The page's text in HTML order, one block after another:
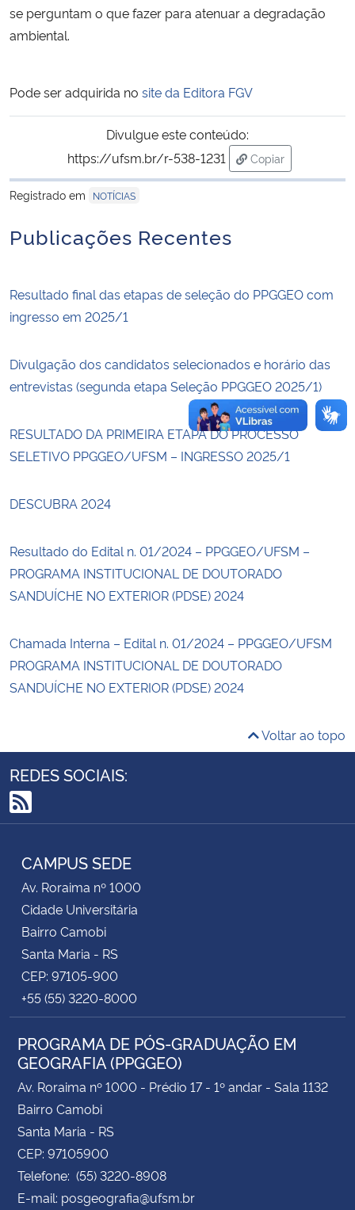
Ministério do Turismo
Controladoria-Geral da União
Ministério da Mulher, da Família e dos Direitos Humanos
Secretaria-Geral
Planalto
se perguntam o que fazer para atenuar a degradação
ambiental.
Pode ser adquirida no site da Editora FGV
Divulgue este conteúdo:
https://ufsm.br/r-538-1231
Copiar
para área de
Registrado em
NOTÍCIAS
Publicações Recentes
Resultado final das etapas de seleção do PPGGEO com
ingresso em 2025/1
Divulgação dos candidatos selecionados e horário das
entrevistas (segunda etapa Seleção PPGGEO 2025/1)
RESULTADO DA PRIMEIRA ETAPA DO PROCESSO
SELETIVO PPGGEO/UFSM – INGRESSO 2025/1
DESCUBRA 2024
Resultado do Edital n. 01/2024 – PPGGEO/UFSM –
PROGRAMA INSTITUCIONAL DE DOUTORADO
SANDUÍCHE NO EXTERIOR (PDSE) 2024
Chamada Interna – Edital n. 01/2024 – PPGGEO/UFSM
PROGRAMA INSTITUCIONAL DE DOUTORADO
SANDUÍCHE NO EXTERIOR (PDSE) 2024
Voltar ao topo
REDES SOCIAIS:
RSS
CAMPUS SEDE
Av. Roraima nº 1000
Cidade Universitária
Bairro Camobi
Santa Maria - RS
CEP: 97105-900
+55 (55) 3220-8000
PROGRAMA DE PÓS-GRADUAÇÃO EM
GEOGRAFIA (PPGGEO)
Av. Roraima nº 1000 - Prédio 17 - 1º andar - Sala 1132
Bairro Camobi
Santa Maria - RS
CEP: 97105900
Telefone: (55) 3220-8908
E-mail: posgeografia@ufsm.br